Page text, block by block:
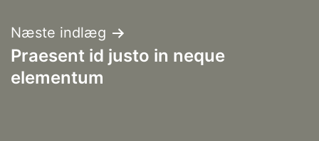
Næste indlæg
Praesent id justo in neque
elementum